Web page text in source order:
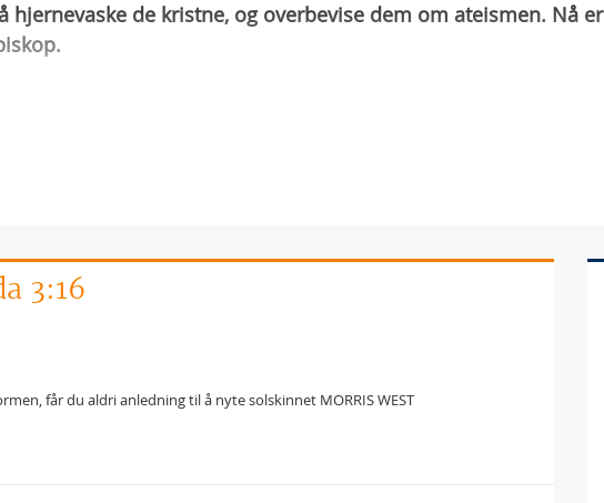
hjernevaske de kristne, og overbevise dem om ateismen. Nå er
3:16
får du aldri anledning til å nyte solskinnet MORRIS WEST